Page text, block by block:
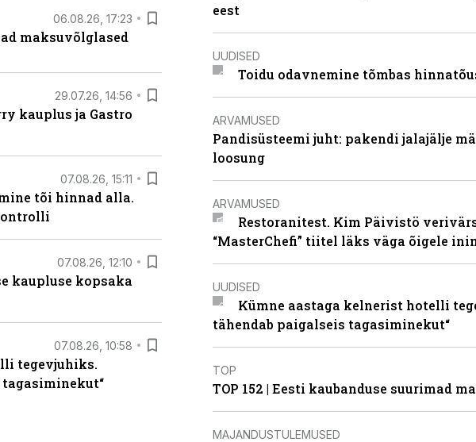
06.08.26, 17:23
maksuvõlglased
29.07.26, 14:56
kauplus ja Gastro
07.08.26, 15:11
tõi hinnad alla.
07.08.26, 12:10
kaupluse kopsaka
07.08.26, 10:58
tegevjuhiks.
tagasiminekut“
eest
UUDISED
Toidu odavnemine tõmbas
ARVAMUSED
Pandisüsteemi juht: pakendi jalajälje
loosung
ARVAMUSED
Restoranitest. Kim Päivistö
“MasterChefi” tiitel läks väga õigele
UUDISED
Kümne aastaga kelnerist hotelli
tähendab paigalseis tagasiminekut“
TOP
TOP 152 | Eesti kaubanduse suurimad
MAJANDUSTULEMUSED